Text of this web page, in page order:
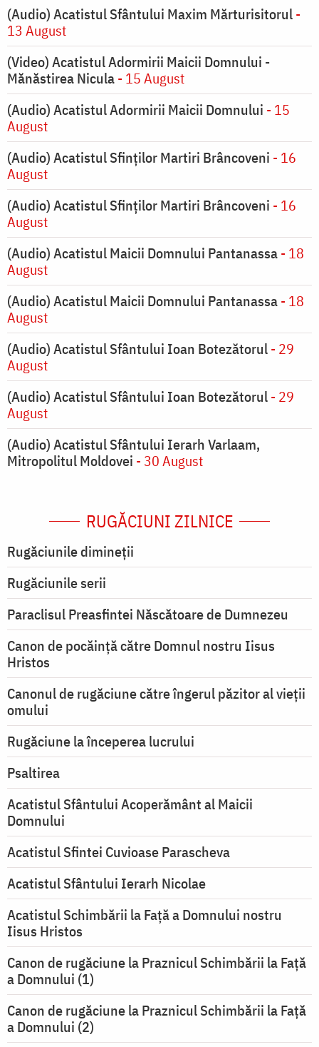
(Audio) Acatistul Sfântului Maxim Mărturisitorul-
13 August
(Video) Acatistul Adormirii Maicii Domnului -
Mănăstirea Nicula- 15 August
(Audio) Acatistul Adormirii Maicii Domnului - 15
August
(Audio) Acatistul Sfinților Martiri Brâncoveni - 16
August
(Audio) Acatistul Sfinților Martiri Brâncoveni - 16
August
(Audio) Acatistul Maicii Domnului Pantanassa- 18
August
(Audio) Acatistul Maicii Domnului Pantanassa- 18
August
(Audio) Acatistul Sfântului Ioan Botezătorul- 29
August
(Audio) Acatistul Sfântului Ioan Botezătorul- 29
August
(Audio) Acatistul Sfântului Ierarh Varlaam,
Mitropolitul Moldovei - 30 August
RUGĂCIUNI ZILNICE
Rugăciunile dimineții
Rugăciunile serii
Paraclisul Preasfintei Născătoare de Dumnezeu
Canon de pocăință către Domnul nostru Iisus
Hristos
Canonul de rugăciune către îngerul păzitor al vieții
omului
Rugăciune la începerea lucrului
Psaltirea
Acatistul Sfântului Acoperământ al Maicii
Domnului
Acatistul Sfintei Cuvioase Parascheva
Acatistul Sfântului Ierarh Nicolae
Acatistul Schimbării la Faţă a Domnului nostru
Iisus Hristos
Canon de rugăciune la Praznicul Schimbării la Faţă
a Domnului (1)
Canon de rugăciune la Praznicul Schimbării la Faţă
a Domnului (2)